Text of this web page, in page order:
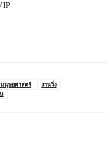
นุษยศาสตร์
งานวิ่ง